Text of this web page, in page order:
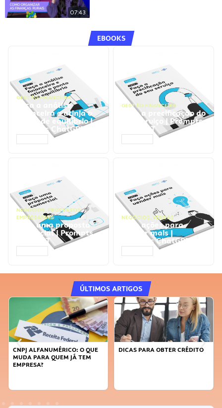
07:43
EBOOKS
GESTÃO FINANCEIRA
Faça a análise
financeira e atinja o
ponto de equilíbrio |
Prompts ChatGPT
GESTÃO FINANCEIRA
Faça a precificação do
seu serviço | Prompts
ChatGPT
NEGÓCIOS, PROCESSOS
EMPRESARIAIS
Faça uma proposta
comercial | Prompts
ChatGPT
NEGÓCIOS, VENDAS
Faça ações para
vender mais |
Prompts ChatGPT
ÚLTIMOS ARTIGOS
CNPJ ALFANUMÉRICO: O QUE
MUDA PARA QUEM JÁ TEM
EMPRESA?
DICAS PARA OBTER CRÉDITO